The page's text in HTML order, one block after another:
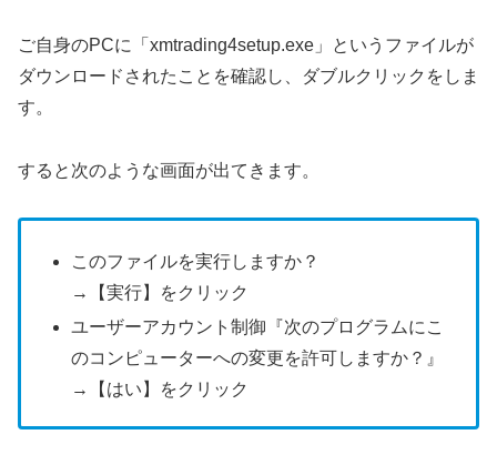
ご自身のPCに「xmtrading4setup.exe」というファイルが
ダウンロードされたことを確認し、ダブルクリックをしま
す。
すると次のような画面が出てきます。
このファイルを実行しますか？
→【実行】をクリック
ユーザーアカウント制御『次のプログラムにこ
のコンピューターへの変更を許可しますか？』
→【はい】をクリック